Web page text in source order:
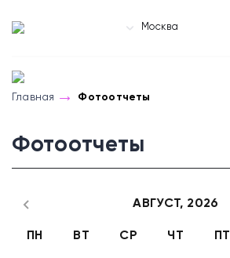
Москва
Главная Фотоотчеты
Фотоотчеты
АВГУСТ, 2026
ПН ВТ СР ЧТ ПТ